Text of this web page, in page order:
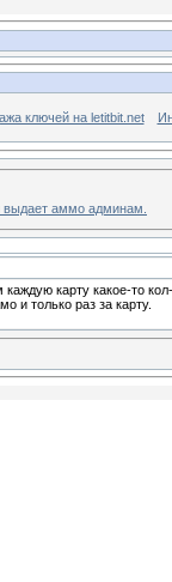
ключей на letitbit.net
выдает аммо админам.
карту какое-то
и только раз за карту.